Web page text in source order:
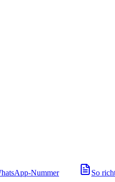
Nummer So